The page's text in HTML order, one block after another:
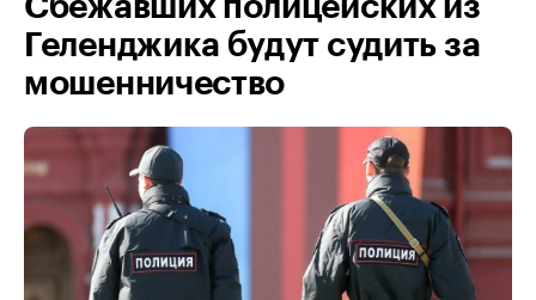
Сбежавших полицейских из
Геленджика будут судить за
мошенничество